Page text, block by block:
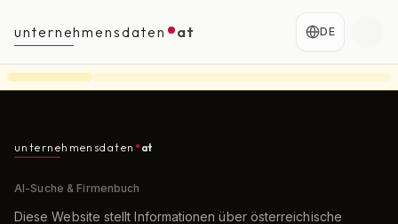
unternehmensdaten at DE
unternehmensdaten at
AI-Suche & Firmenbuch
Diese Website stellt Informationen über österreichische